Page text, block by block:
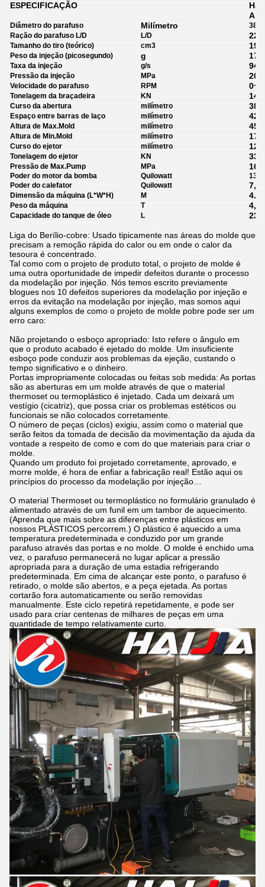
ESPECIFICAÇÃO
A
Diâmetro do parafuso Milímetro
38
Ração do parafuso L/D
L/D 22,1
Tamanho do tiro (teórico) cm3 193
Peso da injeção (picosegundo) g 176
Taxa da injeção g/s 94
Pressão da injeção MPa 205
Velocidade do parafuso RPM
Tonelagem da braçadeira KN
Curso da abertura milímetro 380
Espaço entre barras de laço milímetro
Altura de Max.Mold milímetro 450
Altura de Min.Mold milímetro 170
Curso do ejetor milímetro 120
Tonelagem do ejetor KN 33
Pressão de Max.Pump MPa 16
Poder do motor da bomba Quilowatt
13
Poder do calefator
Quilowatt 7,2
Dimensão da máquina (L*W*H) M
Peso da máquina T 4,2
Capacidade do tanque de óleo L 230
Liga do Berílio-cobre: Usado tipicamente nas áreas do molde que
precisam a remoção rápida do calor ou em onde o calor da
tesoura é concentrado.
Tal como com o projeto de produto total, o projeto de molde é
uma outra oportunidade de impedir defeitos durante o processo
da modelação por injeção. Nós temos escrito previamente
blogues nos 10 defeitos superiores da modelação por injeção e
erros da evitação na modelação por injeção, mas somos aqui
alguns exemplos de como o projeto de molde pobre pode ser um
erro caro:
Não projetando o esboço apropriado: Isto refere o ângulo em
que o produto acabado é ejetado do molde. Um insuficiente
esboço pode conduzir aos problemas da ejeção, custando o
tempo significativo e o dinheiro.
Portas impropriamente colocadas ou feitas sob medida: As portas
são as aberturas em um molde através de que o material
thermoset ou termoplástico é injetado. Cada um deixará um
vestígio (cicatriz), que possa criar os problemas estéticos ou
funcionais se não colocados corretamente.
O número de peças (ciclos) exigiu, assim como o material que
serão feitos da tomada de decisão da movimentação da ajuda da
vontade a respeito de como e com do que materiais para criar o
molde.
Quando um produto foi projetado corretamente, aprovado, e
morre molde, é hora de enfiar a fabricação real! Estão aqui os
princípios do processo da modelação por injeção…
O material Thermoset ou termoplástico no formulário granulado é
alimentado através de um funil em um tambor de aquecimento.
(Aprenda que mais sobre as diferenças entre plásticos em
nossos PLÁSTICOS percorrem.) O plástico é aquecido a uma
temperatura predeterminada e conduzido por um grande
parafuso através das portas e no molde. O molde é enchido uma
vez, o parafuso permanecerá no lugar aplicar a pressão
apropriada para a duração de uma estadia refrigerando
predeterminada. Em cima de alcançar este ponto, o parafuso é
retirado, o molde são abertos, e a peça ejetada. As portas
cortarão fora automaticamente ou serão removidas
manualmente. Este ciclo repetirá repetidamente, e pode ser
usado para criar centenas de milhares de peças em uma
quantidade de tempo relativamente curto.